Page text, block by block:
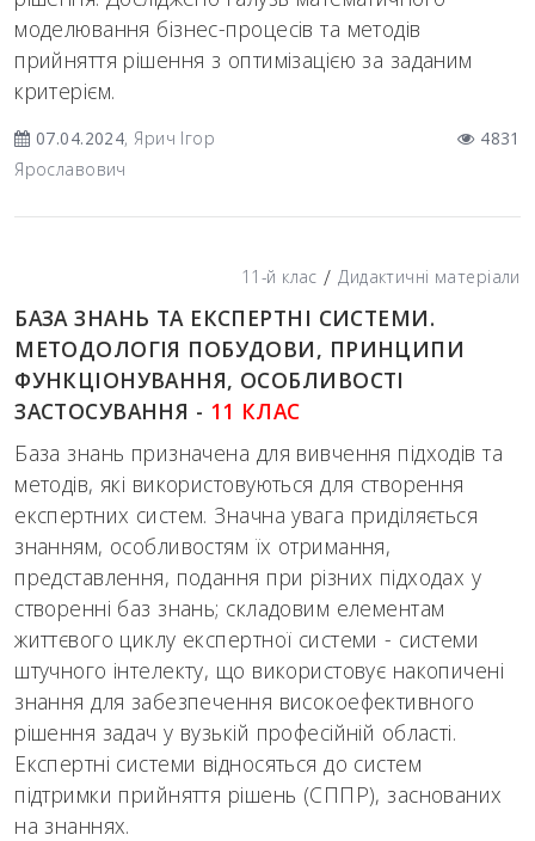
моделювання бізнес-процесів та методів
прийняття рішення з оптимізацією за заданим
критерієм.
07.04.2024, Ярич Ігор
Ярославович
4831
11-й клас / Дидактичні матеріали
БАЗА ЗНАНЬ ТА ЕКСПЕРТНІ СИСТЕМИ.
МЕТОДОЛОГІЯ ПОБУДОВИ, ПРИНЦИПИ
ФУНКЦІОНУВАННЯ, ОСОБЛИВОСТІ
ЗАСТОСУВАННЯ - 11 КЛАС
База знань призначена для вивчення підходів та
методів, які використовуються для створення
експертних систем. Значна увага приділяється
знанням, особливостям їх отримання,
представлення, подання при різних підходах у
створенні баз знань; складовим елементам
життєвого циклу експертної системи - системи
штучного інтелекту, що використовує накопичені
знання для забезпечення високоефективного
рішення задач у вузькій професійній області.
Експертні системи відносяться до систем
підтримки прийняття рішень (СППР), заснованих
на знаннях.